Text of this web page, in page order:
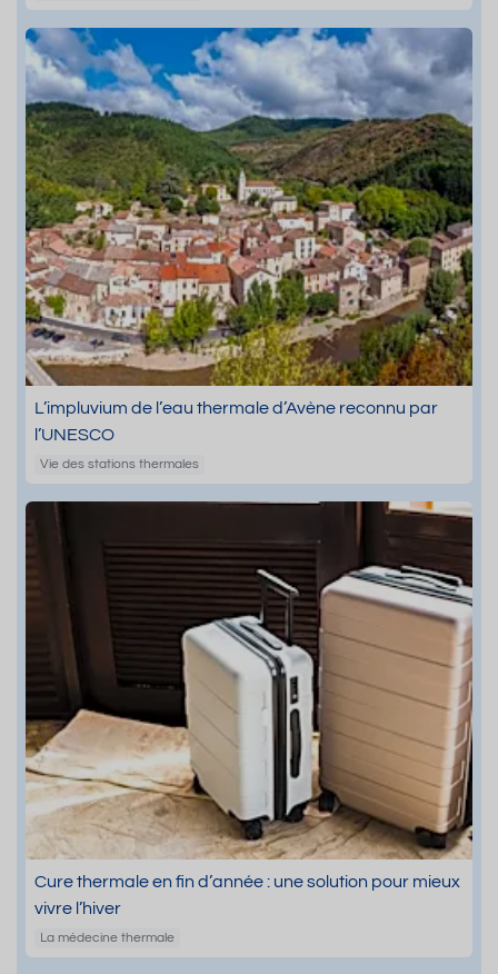
L’impluvium de l’eau thermale d’Avène reconnu par
l’UNESCO
Vie des stations thermales
Cure thermale en fin d’année : une solution pour mieux
vivre l’hiver
La médecine thermale